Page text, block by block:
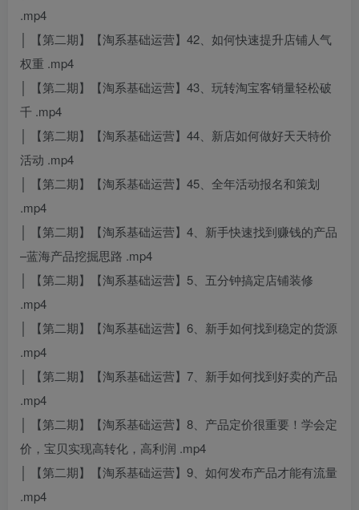
.mp4
│ 【第二期】【淘系基础运营】42、如何快速提升店铺人气
权重 .mp4
│ 【第二期】【淘系基础运营】43、玩转淘宝客销量轻松破
千 .mp4
│ 【第二期】【淘系基础运营】44、新店如何做好天天特价
活动 .mp4
│ 【第二期】【淘系基础运营】45、全年活动报名和策划
.mp4
│ 【第二期】【淘系基础运营】4、新手快速找到赚钱的产品
–蓝海产品挖掘思路 .mp4
│ 【第二期】【淘系基础运营】5、五分钟搞定店铺装修
.mp4
│ 【第二期】【淘系基础运营】6、新手如何找到稳定的货源
.mp4
│ 【第二期】【淘系基础运营】7、新手如何找到好卖的产品
.mp4
│ 【第二期】【淘系基础运营】8、产品定价很重要！学会定
价，宝贝实现高转化，高利润 .mp4
│ 【第二期】【淘系基础运营】9、如何发布产品才能有流量
.mp4